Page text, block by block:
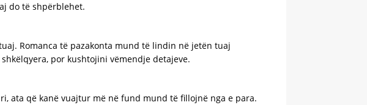
do të shpërblehet.
Romanca të pazakonta mund të lindin në jetën tuaj
por kushtojini vëmendje detajeve.
ata që kanë vuajtur më në fund mund të fillojnë nga e para.